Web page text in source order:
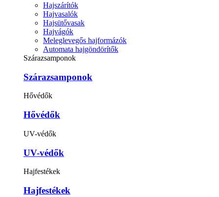
Hajszárítók
Hajvasalók
Hajsütővasak
Hajvágók
Meleglevegős hajformázók
Automata hajgöndörítők
Szárazsamponok
Szárazsamponok
Hővédők
Hővédők
UV-védők
UV-védők
Hajfestékek
Hajfestékek